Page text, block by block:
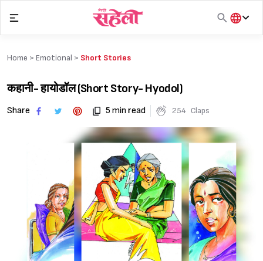
content
हिंदी
Home > Emotional > Short Stories
कहानी- हायोडॉल (Short Story- Hyodol)
Share 5 min read 254 Claps